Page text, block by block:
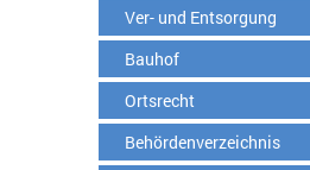
Ver- und Entsorgung
Bauhof
Ortsrecht
Behördenverzeichnis